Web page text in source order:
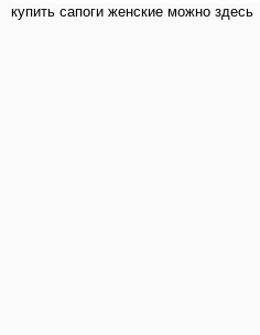
купить cапоги женские можно здесь